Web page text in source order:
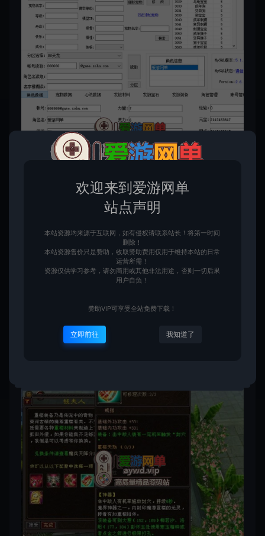
欢迎来到爱游网单
站点声明
本站资源均来源于互联网，如有侵权请联系站长！将第一时间
删除！
本站资源售价只是赞助，收取赞助费用仅用于维持本站的日常
运营所需！
资源仅供学习参考，请勿商用或其他非法用途，否则一切后果
用户自负！
赞助VIP可享受全站免费下载！
立即前往 我知道了